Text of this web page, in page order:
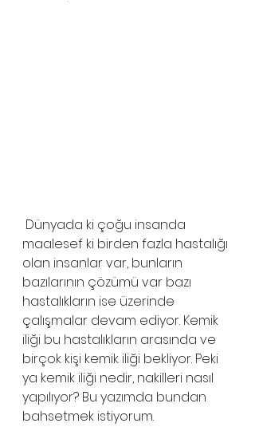
maalesef ki birden fazla hastalığı
olan insanlar var, bunların
bazılarının çözümü var bazı
hastalıkların ise üzerinde
çalışmalar devam ediyor. Kemik
iliği bu hastalıkların arasında ve
birçok kişi kemik iliği bekliyor. Peki
ya kemik iliği nedir, nakilleri nasıl
yapılıyor? Bu yazımda bundan
bahsetmek istiyorum.